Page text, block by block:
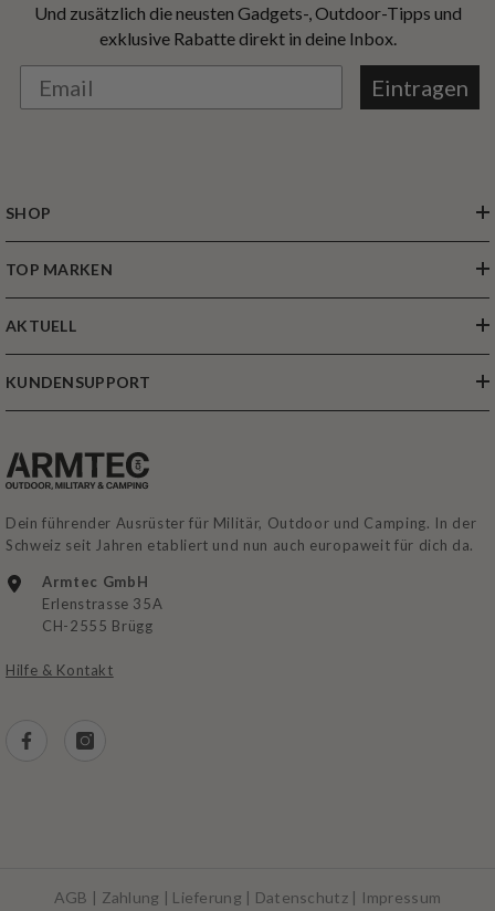
Und zusätzlich die neusten Gadgets-, Outdoor-Tipps und
exklusive Rabatte direkt in deine Inbox.
Eintragen
SHOP
TOP MARKEN
AKTUELL
KUNDENSUPPORT
Dein führender Ausrüster für Militär, Outdoor und Camping. In der
Schweiz seit Jahren etabliert und nun auch europaweit für dich da.
Armtec GmbH
Erlenstrasse 35A
CH-2555 Brügg
Hilfe & Kontakt
AGB | Zahlung | Lieferung | Datenschutz| Impressum